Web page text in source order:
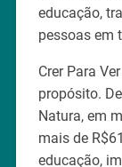
educação,
pessoas em
Crer Para
propósito.
Natura, em
mais de
educação,